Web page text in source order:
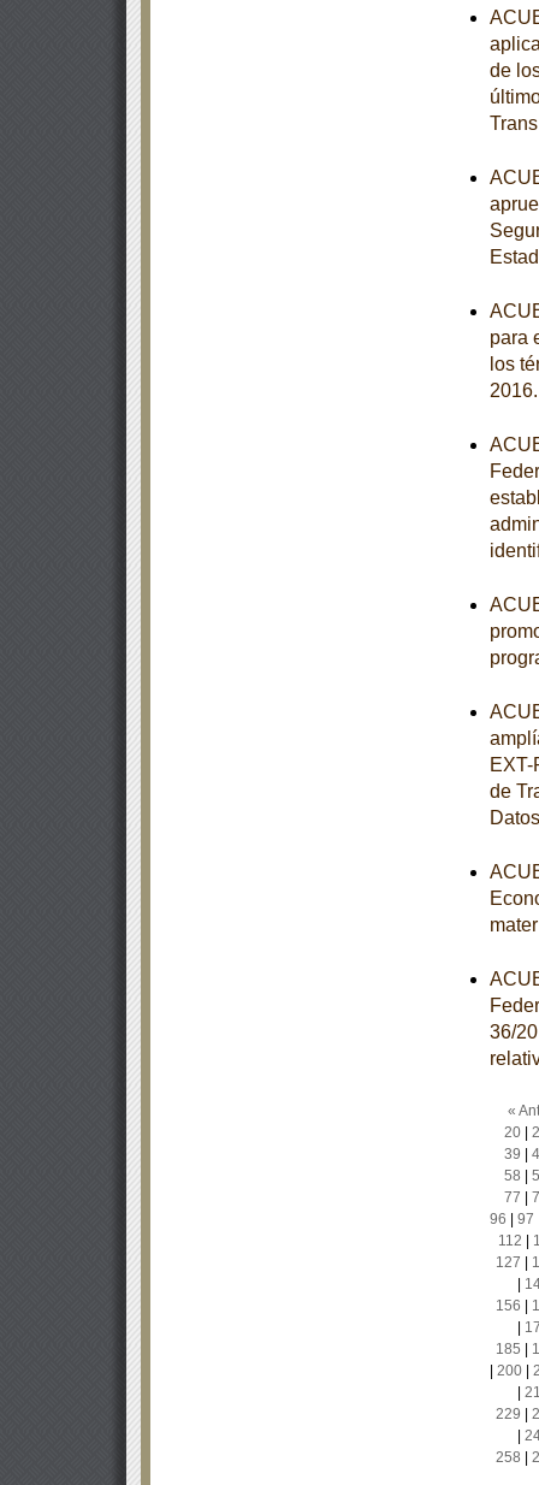
de
para
los
de
36/
«
20|
39
58
77
96
97
112
127
156
185
200|
229
258